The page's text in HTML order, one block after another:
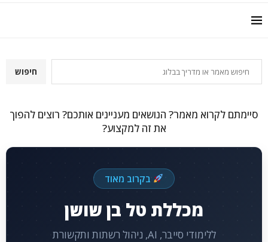
חיפוש
סיימתם לקרוא מאמר? הנושאים מעניינים אותכם? רוצים להפוך
את זה למקצוע?
בקרוב מאוד
מכללת טל בן שושן
ללימודי סייבר, AI, ניהול רשתות ותקשורת